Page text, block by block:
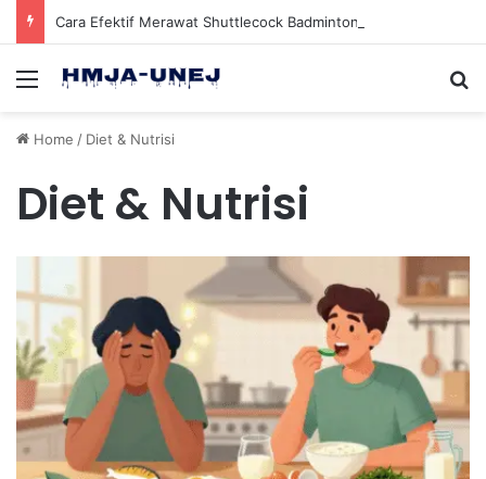
Menu
Home / Diet & Nutrisi
Diet & Nutrisi